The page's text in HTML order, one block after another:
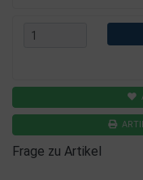
Frage zu Artikel